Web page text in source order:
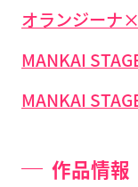
オランジーナ
MANKAI
MANKAI
作品情報